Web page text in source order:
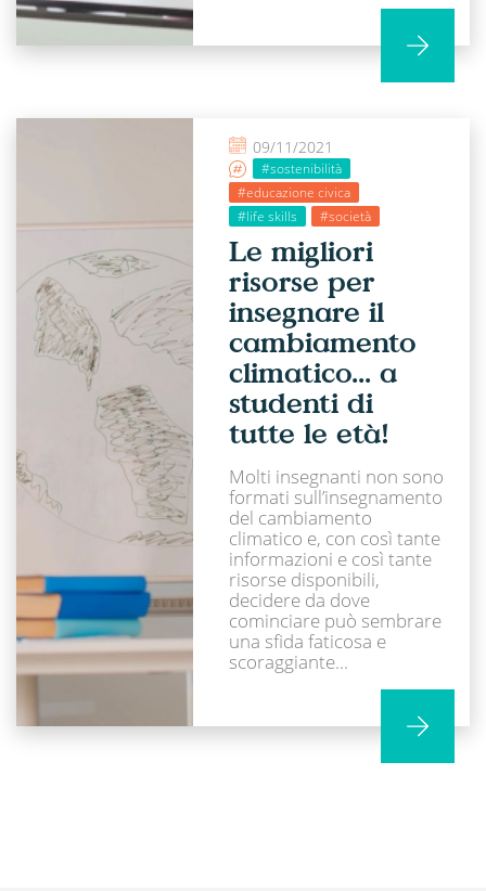
09/11/2021
#sostenibilità
#educazione civica
#life skills
#società
Le migliori
risorse per
insegnare il
cambiamento
climatico... a
studenti di
tutte le età!
Molti insegnanti non sono
formati sull’insegnamento
del cambiamento
climatico e, con così tante
informazioni e così tante
risorse disponibili,
decidere da dove
cominciare può sembrare
una sfida faticosa e
scoraggiante...